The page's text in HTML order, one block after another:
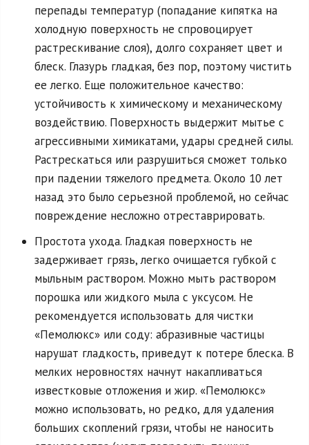
перепады температур (попадание кипятка на
холодную поверхность не спровоцирует
растрескивание слоя), долго сохраняет цвет и
блеск. Глазурь гладкая, без пор, поэтому чистить
ее легко. Еще положительное качество:
устойчивость к химическому и механическому
воздействию. Поверхность выдержит мытье с
агрессивными химикатами, удары средней силы.
Растрескаться или разрушиться сможет только
при падении тяжелого предмета. Около 10 лет
назад это было серьезной проблемой, но сейчас
повреждение несложно отреставрировать.
Простота ухода. Гладкая поверхность не
задерживает грязь, легко очищается губкой с
мыльным раствором. Можно мыть раствором
порошка или жидкого мыла с уксусом. Не
рекомендуется использовать для чистки
«Пемолюкс» или соду: абразивные частицы
нарушат гладкость, приведут к потере блеска. В
мелких неровностях начнут накапливаться
известковые отложения и жир. «Пемолюкс»
можно использовать, но редко, для удаления
больших скоплений грязи, чтобы не наносить